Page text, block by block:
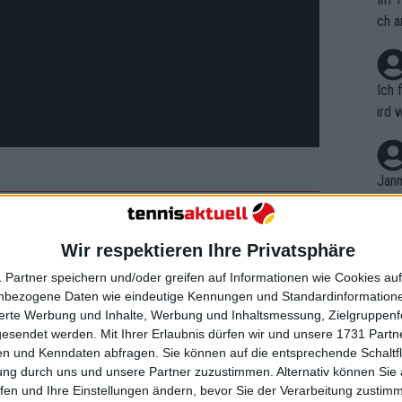
Wir respektieren Ihre Privatsphäre
Partner speichern und/oder greifen auf Informationen wie Cookies
Daten wie eindeutige Kennungen und
Werbung und Inhalte, Werbung und Inhaltsmessung,
werden. Mit Ihrer Erlaubnis dürfen wir und unsere 1731
und Kenndaten abfragen. Sie können auf die entsprechende
durch uns und unsere Partner zuzustimmen. Alternativ können Sie
und Ihre Einstellungen ändern, bevor Sie der Verarbeitung
Evert zeigt Bild von
Bildunterschrift
verursachen? Das ist die
Mitte April Brustkrebs diagnostiziert
ch
Ich
ird
r in
em
t,
B.
on
n
nt.